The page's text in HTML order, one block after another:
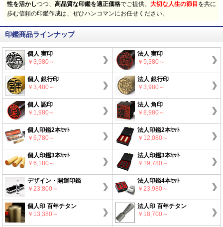
性を活かしつつ、 高品質な印鑑を適正価格でご提供。 大切な人生の節目 を共に
歩む信頼の印鑑作成は、ぜひハンコマンにお任せください。
印鑑商品ラインナップ
個人 実印
￥3,980～
法人 実印
￥5,380～
個人 銀行印
￥3,480～
法人 銀行印
￥3,980～
個人 認印
￥1,980～
法人 角印
￥8,980～
個人印鑑2本ｾｯﾄ
￥6,780～
法人印鑑2本ｾｯﾄ
￥12,080～
個人印鑑3本ｾｯﾄ
￥6,180～
法人印鑑3本ｾｯﾄ
￥19,780～
デザイン・開運印鑑
￥23,800～
法人印鑑4本ｾｯﾄ
￥23,980～
個人印 百年チタン
￥13,380～
法人印 百年チタン
￥18,700～